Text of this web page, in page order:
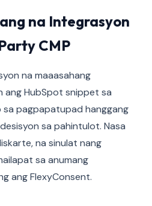
na Integrasyon
CMP
na maaasahang
ang HubSpot snippet sa
pagpapatupad hanggang
sa pahintulot. Nasa
na sinulat nang
sa anumang
ang FlexyConsent.